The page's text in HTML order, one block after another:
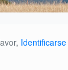
Identificarse